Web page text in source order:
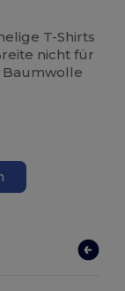
T-Shirts
nicht für
Baumwolle